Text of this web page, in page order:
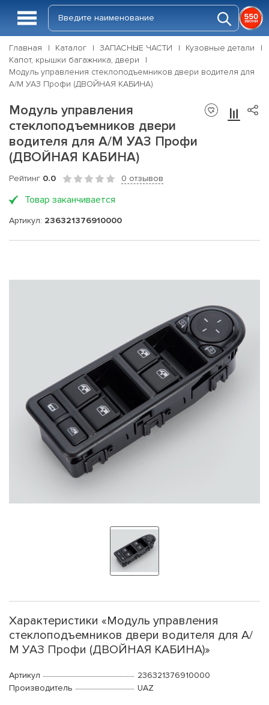
Главная Каталог ЗАПАСНЫЕ ЧАСТИ
Кузовные детали
Капот, крышки багажника, двери
Модуль управления стеклоподъемников двери водителя для
А/М УАЗ Профи (ДВОЙНАЯ КАБИНА)
Модуль управления
стеклоподъемников двери
водителя для А/М УАЗ Профи
(ДВОЙНАЯ КАБИНА)
Рейтинг 0.0 0 отзывов
Товар заканчивается
Артикул: 236321376910000
Характеристики «Модуль управления
стеклоподъемников двери водителя для А/
М УАЗ Профи (ДВОЙНАЯ КАБИНА)»
Артикул
236321376910000
Производитель
UAZ